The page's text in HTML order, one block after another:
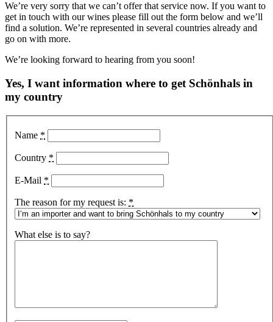
We’re very sorry that we can’t offer that service now. If you want to
get in touch with our wines please fill out the form below and we’ll
find a solution. We’re represented in several countries already and
go on with more.
We’re looking forward to hearing from you soon!
Yes, I want information where to get Schönhals in
my country
Name *
Country *
E-Mail *
The reason for my request is: *
What else is to say?